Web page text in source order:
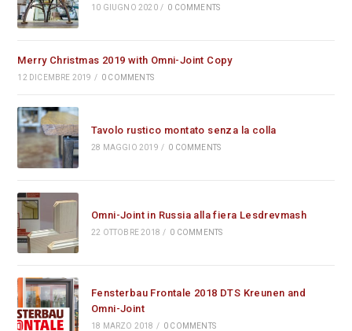
10 GIUGNO 2020 / 0 COMMENTS
Merry Christmas 2019 with Omni-Joint Copy
12 DICEMBRE 2019 / 0 COMMENTS
Tavolo rustico montato senza la colla
28 MAGGIO 2019 / 0 COMMENTS
Omni-Joint in Russia alla fiera Lesdrevmash
22 OTTOBRE 2018 / 0 COMMENTS
Fensterbau Frontale 2018 DTS Kreunen and
Omni-Joint
18 MARZO 2018 / 0 COMMENTS